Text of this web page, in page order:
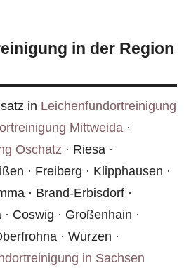
oder die
die Kosten. Wir
einen kostenlosen
Döbeln.
in der Region
in Leichenfundortreinigung
Mittweida ·
Oschatz · Riesa ·
· Freiberg · Klipphausen ·
· Brand-Erbisdorf ·
Coswig · Großenhain ·
· Wurzen ·
in Sachsen